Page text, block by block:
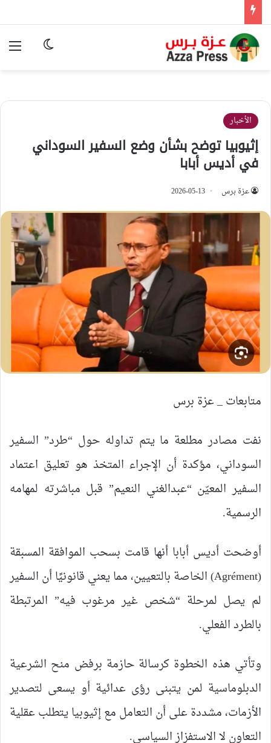
الوضع
الأخبار
إثيوبيا توضح بشأن وضع السفير السوداني
في أديس أبابا
عزة برس 2026-05-13
متابعات _ عزة برس
​نفت مصادر مطلعة ما يتم تداوله حول “طرد” السفير
السوداني، مؤكدة أن الإجراء المتخذ هو تعليق اعتماد
السفير المعيّن “عبدالغني النعيم” قبل مباشرته لمهامه
الرسمية.
​أوضحت أديس أبابا أنها قامت بسحب الموافقة المسبقة
(Agrément) الخاصة بالتعيين، مما يعني قانونيًا أن السفير
لم يصل لمرحلة “شخص غير مرغوب فيه” المرتبطة
بالطرد الفعلي.
وتأتي هذه الخطوة كرسالة حازمة برفض منح الشرعية
الدبلوماسية لمن يتبنى رؤى عدائية أو يسعى لتصدير
الأزمات، مشددة على أن التعامل مع إثيوبيا يتطلب عقلية
التعاون لا الاستفزاز السياسي.